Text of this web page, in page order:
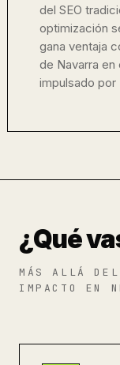
del SEO
optimización
gana ventaja
de Navarra
impulsado por
¿Qué
MÁS ALLÁ
IMPACTO EN